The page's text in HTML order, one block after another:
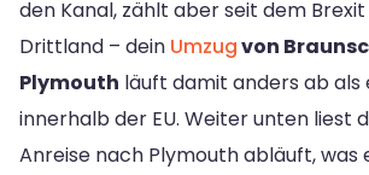
den Kanal, zählt aber seit dem
Drittland – dein Umzugvon
Plymouth läuft damit anders ab als
innerhalb der EU. Weiter unten liest
Anreise nach Plymouth abläuft, was